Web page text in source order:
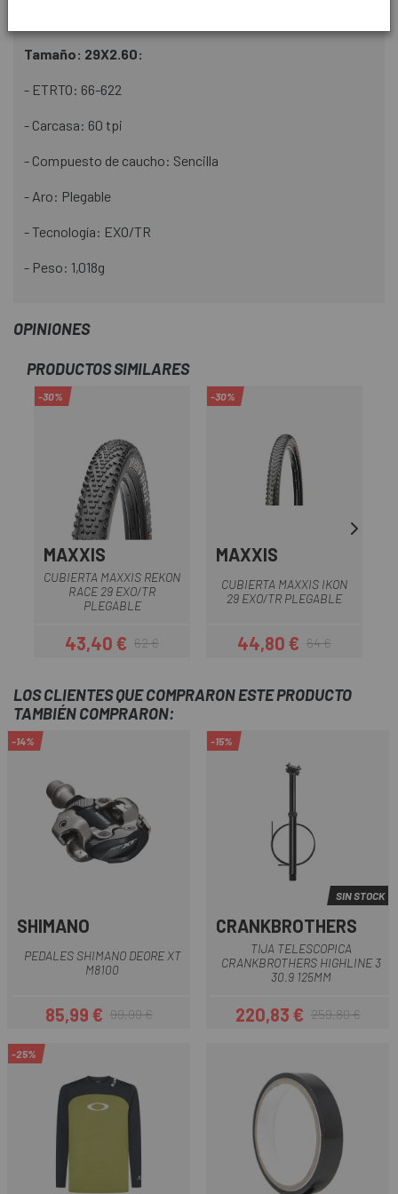
Tamaño: 29X2.60:
- ETRTO: 66-622
- Carcasa: 60 tpi
- Compuesto de caucho: Sencilla
- Aro: Plegable
- Tecnología: EXO/TR
- Peso: 1,018g
OPINIONES
PRODUCTOS SIMILARES
-30%
MAXXIS
CUBIERTA MAXXIS REKON
RACE 29 EXO/TR
PLEGABLE
Precio
43,40 €Precio regular
62 €
-30%
MAXXIS
CUBIERTA MAXXIS IKON
29 EXO/TR PLEGABLE
Precio
44,80 €Precio regular
64 €
LOS CLIENTES QUE COMPRARON ESTE PRODUCTO
TAMBIÉN COMPRARON:
-14%
SHIMANO
PEDALES SHIMANO DEORE XT
M8100
Precio
85,99 €Precio regular
99,99 €
-15%
SIN STOCK
CRANKBROTHERS
TIJA TELESCOPICA
CRANKBROTHERS HIGHLINE 3
30.9 125MM
Precio
220,83 €Precio regular
259,80 €
-25%